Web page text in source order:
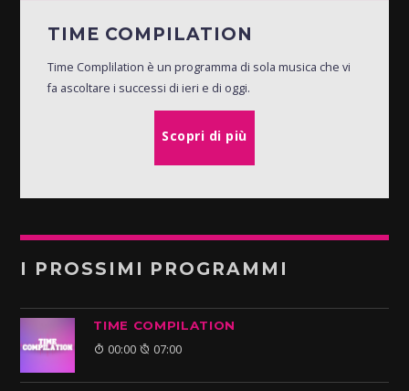
TIME COMPILATION
Time Complilation è un programma di sola musica che vi
fa ascoltare i successi di ieri e di oggi.
Scopri di più
I PROSSIMI PROGRAMMI
TIME COMPILATION
00:00 07:00